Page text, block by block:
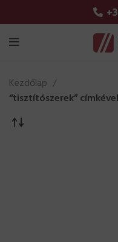
Kezdőlap
“tisztítószerek”